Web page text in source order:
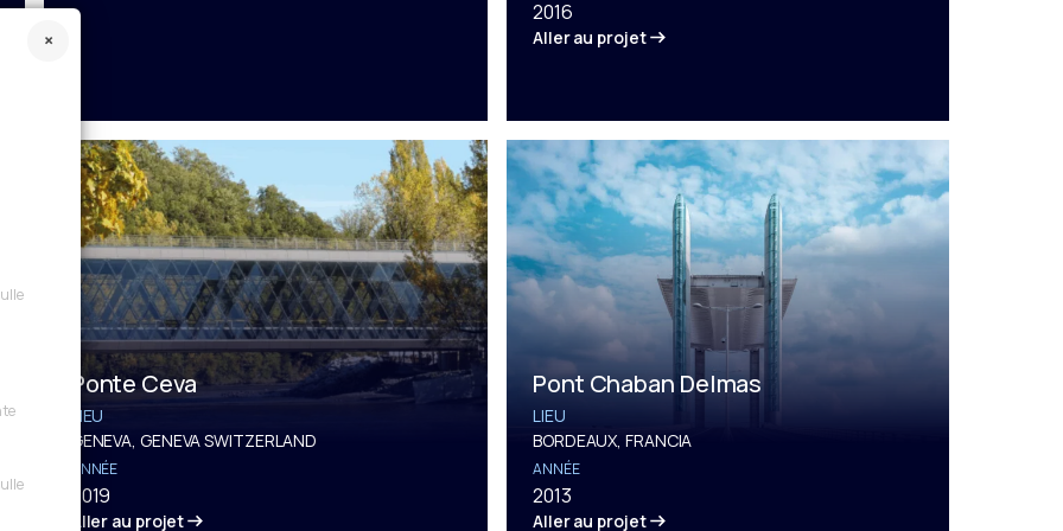
2016
Aller au projet
Ponte Ceva
LIEU
GENEVA, GENEVA SWITZERLAND
ANNÉE
2019
Aller au projet
Pont Chaban Delmas
LIEU
BORDEAUX, FRANCIA
ANNÉE
2013
Aller au projet